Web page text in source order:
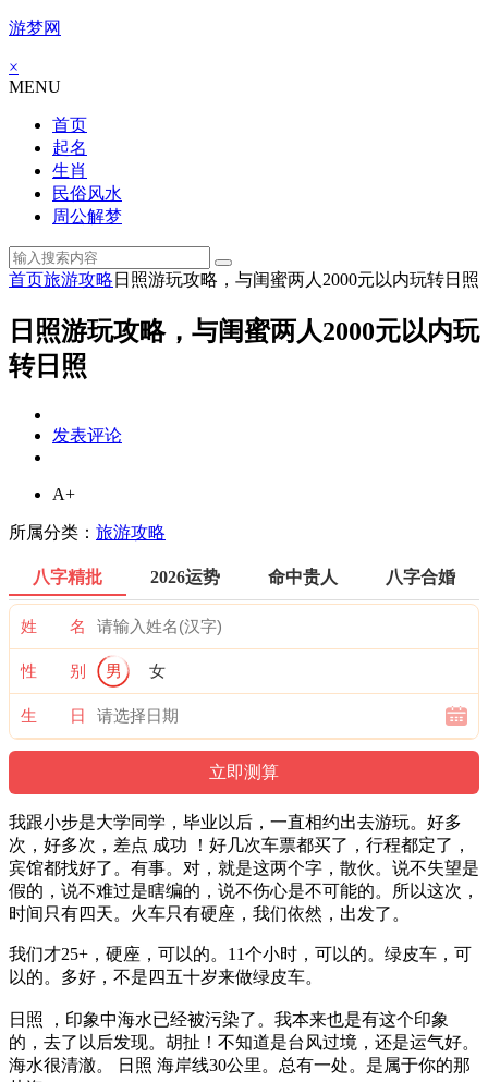
游梦网
×
MENU
首页
起名
生肖
民俗风水
周公解梦
首页旅游攻略 日照游玩攻略，与闺蜜两人2000元以内玩转日照
日照游玩攻略，与闺蜜两人2000元以内玩
转日照
发表评论
A+
所属分类： 旅游攻略
八字精批 2026运势 命中贵人 八字合婚
姓 名
性 别 男 女
生 日
我跟小步是大学同学，毕业以后，一直相约出去游玩。好多
次，好多次，差点 成功 ！好几次车票都买了，行程都定了，
宾馆都找好了。有事。对，就是这两个字，散伙。说不失望是
假的，说不难过是瞎编的，说不伤心是不可能的。所以这次，
时间只有四天。火车只有硬座，我们依然，出发了。
我们才25+，硬座，可以的。11个小时，可以的。绿皮车，可
以的。多好，不是四五十岁来做绿皮车。
日照 ，印象中海水已经被污染了。我本来也是有这个印象
的，去了以后发现。胡扯！不知道是台风过境，还是运气好。
海水很清澈。 日照 海岸线30公里。总有一处。是属于你的那